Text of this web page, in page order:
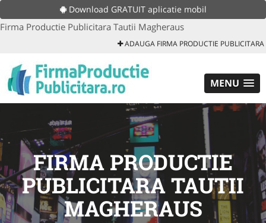
Download GRATUIT aplicatie mobil
Firma Productie Publicitara Tautii Magheraus
ADAUGA FIRMA PRODUCTIE PUBLICITARA
MENU
FIRMA PRODUCTIE
PUBLICITARA TAUTII
MAGHERAUS